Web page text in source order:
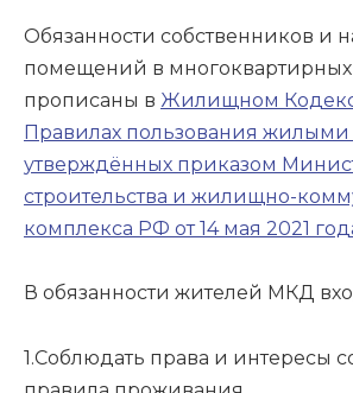
Обязанности собственников и
помещений в
прописаны в Жилищном
Правилах пользования
утверждённых приказом
строительства и жилищно-
комплекса РФ от 14 мая 2021
В обязанности жителей МКД
1.Соблюдать права и интересы